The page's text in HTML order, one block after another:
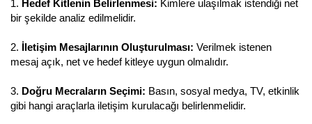
1. Hedef Kitlenin Belirlenmesi: Kimlere ulaşılmak istendiği net
bir şekilde analiz edilmelidir.
2. İletişim Mesajlarının Oluşturulması: Verilmek istenen
mesaj açık, net ve hedef kitleye uygun olmalıdır.
3. Doğru Mecraların Seçimi: Basın, sosyal medya, TV, etkinlik
gibi hangi araçlarla iletişim kurulacağı belirlenmelidir.